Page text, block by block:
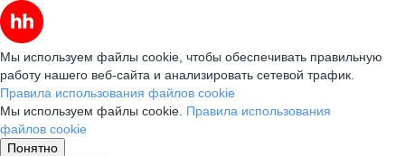
Мы используем файлы cookie, чтобы обеспечивать правильную
работу нашего веб-сайта и анализировать сетевой трафик.
Правила использования файлов cookie
Мы используем файлы cookie. Правила использования
файлов cookie
Понятно